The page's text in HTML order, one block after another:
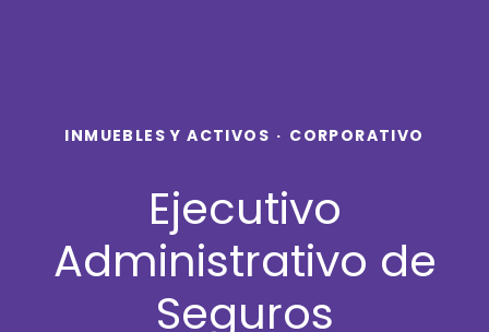
INMUEBLES Y ACTIVOS · CORPORATIVO
Ejecutivo
Administrativo de
Seguros